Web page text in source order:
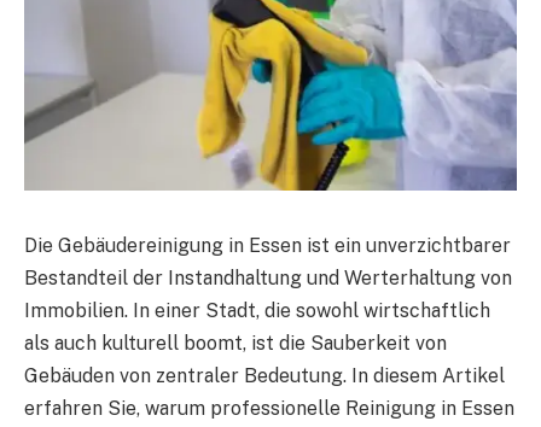
Die Gebäudereinigung in Essen ist ein unverzichtbarer
Bestandteil der Instandhaltung und Werterhaltung von
Immobilien. In einer Stadt, die sowohl wirtschaftlich
als auch kulturell boomt, ist die Sauberkeit von
Gebäuden von zentraler Bedeutung. In diesem Artikel
erfahren Sie, warum professionelle Reinigung in Essen